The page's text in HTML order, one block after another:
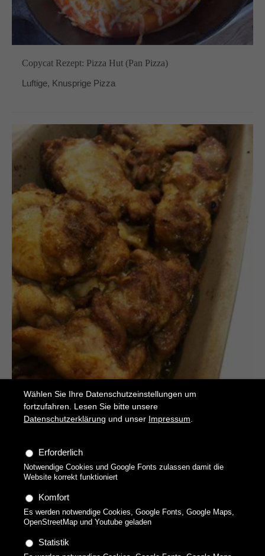
Copycat Rezept: Pizza Hut (Pan Pizza)
Luftige, Knusprige Pizza
Shawarma
Wählen Sie Ihre Datenschutzeinstellungen um
fortzufahren. Lesen Sie bitte unsere
Datenschutzerklärung und unser Impressum.
Erforderlich
Notwendige Cookies und Google Fonts zulassen damit die
Website korrekt funktioniert
Komfort
Es werden notwendige Cookies, Google Fonts, Google Maps,
OpenStreetMap und Youtube geladen
Statistik